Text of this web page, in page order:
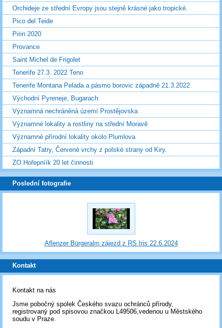
Orchideje ze střední Evropy jsou stejně krásné jako tropické.
Pico del Teide
Pirin 2020
Provance
Saint Michel de Frigolet
Tenerife 27.3. 2022 Teno
Tenerife Montana Pelada a pásmo borovic západně 21.3.2022
Východní Pyreneje, Bugarach
Významná nechráněná území Prostějovska
Významné lokality a rostliny na střední Moravě
Významné přírodní lokality okolo Plumlova
Západní Tatry, Červené vrchy z polské strany od Kiry.
ZO Hořepníík 20 let činnosti
Poslední fotografie
Aflenzer Bürgeralm zájezd z RS Iris 22.6.2024
Kontakt
Kontakt na nás
Jsme pobočný spolek Českého svazu ochránců přírody,
registrovaný pod spisovou značkou L49506,vedenou u Městského
soudu v Praze.